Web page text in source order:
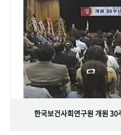
한국보건사회연구원 개원